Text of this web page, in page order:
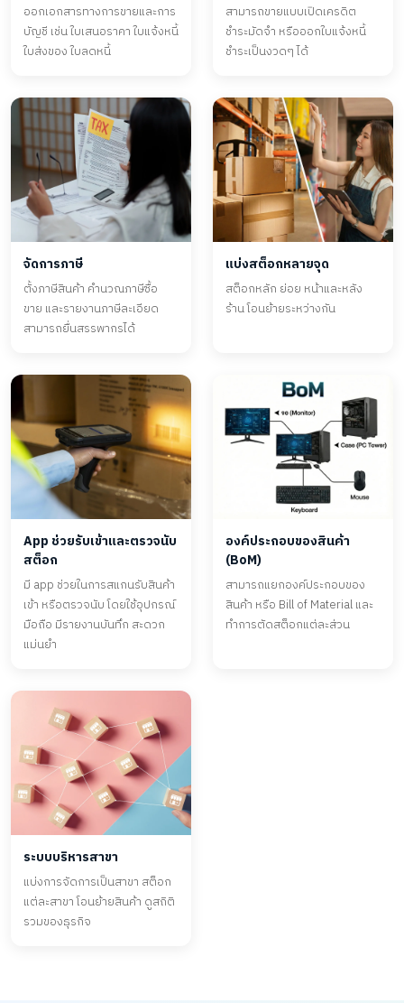
ออกเอกสารทางการขายและการ
บัญชี เช่น ใบเสนอราคา ใบแจ้งหนี้
ใบส่งของ ใบลดหนี้
สามารถขายแบบเปิดเครดิต
ชำระมัดจำ หรือออกใบแจ้งหนี้
ชำระเป็นงวดๆ ได้
จัดการภาษี
ตั้งภาษีสินค้า คำนวณภาษีซื้อ
ขาย และรายงานภาษีละเอียด
สามารถยื่นสรรพากรได้
แบ่งสต็อกหลายจุด
สต็อกหลัก ย่อย หน้าและหลัง
ร้าน โอนย้ายระหว่างกัน
App ช่วยรับเข้าและตรวจนับ
สต็อก
มี app ช่วยในการสแกนรับสินค้า
เข้า หรือตรวจนับ โดยใช้อุปกรณ์
มือถือ มีรายงานบันทึก สะดวก
แม่นยำ
องค์ประกอบของสินค้า
(BoM)
สามารถแยกองค์ประกอบของ
สินค้า หรือ Bill of Material และ
ทำการตัดสต็อกแต่ละส่วน
ระบบบริหารสาขา
แบ่งการจัดการเป็นสาขา สต็อก
แต่ละสาขา โอนย้ายสินค้า ดูสถิติ
รวมของธุรกิจ